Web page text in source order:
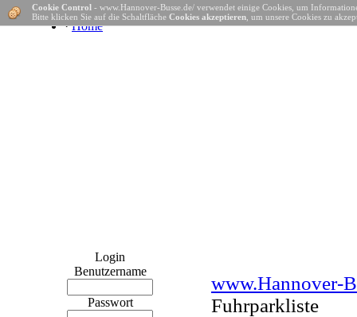
· Home
Login
Benutzername
Passwort
Cookie Control - www.Hannover-Busse.de/ verwendet einige Cookies, um
Bitte klicken Sie auf die Schaltfläche Cookies akzeptieren , um unsere Cookies zu
www.Hannover-
Fuhrparkliste